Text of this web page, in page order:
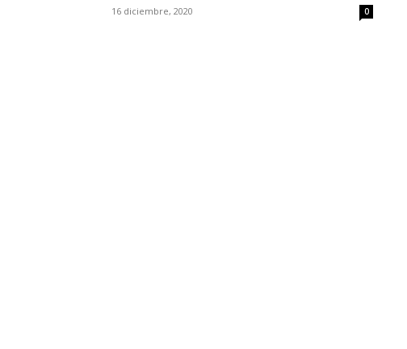
16 diciembre, 2020 0